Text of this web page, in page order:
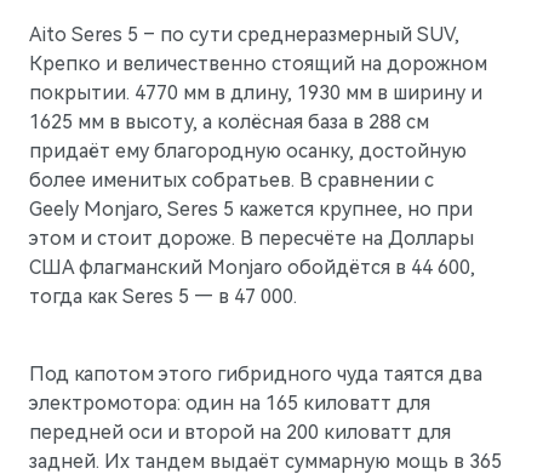
M5Стильный спортивный кроссовер
Aito Seres 5 – по сути среднеразмерный SUV,
Крепко и величественно стоящий на дорожном
покрытии. 4770 мм в длину, 1930 мм в ширину и
1625 мм в высоту, а колёсная база в 288 см
придаёт ему благородную осанку, достойную
более именитых собратьев. В сравнении с
Geely Monjaro, Seres 5 кажется крупнее, но при
этом и стоит дороже. В пересчёте на Доллары
США флагманский Monjaro обойдётся в 44 600,
тогда как Seres 5 — в 47 000.
Под капотом этого гибридного чуда таятся два
электромотора: один на 165 киловатт для
передней оси и второй на 200 киловатт для
задней. Их тандем выдаёт суммарную мощь в 365